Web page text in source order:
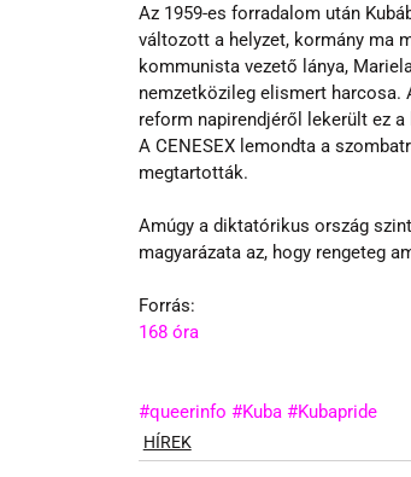
Az 1959-es forradalom után
változott a helyzet, kormány ma
kommunista vezető lánya,
nemzetközileg elismert harcosa.
reform napirendjéről lekerült ez
A CENESEX lemondta a
megtartották.
Amúgy a diktatórikus ország
magyarázata az, hogy rengeteg
Forrás:
168 óra
#queerinfo #Kuba #Kubapride
HÍREK